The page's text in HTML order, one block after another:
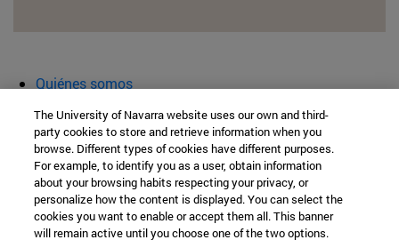
Quiénes somos
Aula abierta
Cátedra de Patrimonio y Arte Navarro
Facultad de Filosofía y Letras
The University of Navarra website uses our own and third-
party cookies to store and retrieve information when you
browse. Different types of cookies have different purposes.
For example, to identify you as a user, obtain information
about your browsing habits respecting your privacy, or
personalize how the content is displayed. You can select the
cookies you want to enable or accept them all. This banner
will remain active until you choose one of the two options.